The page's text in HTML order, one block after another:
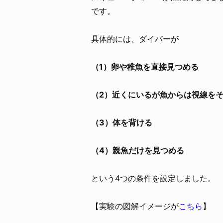
です。
具体的には、ダイバーが
（1）卵や稚魚を直接見つめる
（2）近くにいるが魚からは視線を
（3）体を背ける
（4）親魚だけを見つめる
という4つの条件を設定しました。
【実験の図解イメージがこちら 】